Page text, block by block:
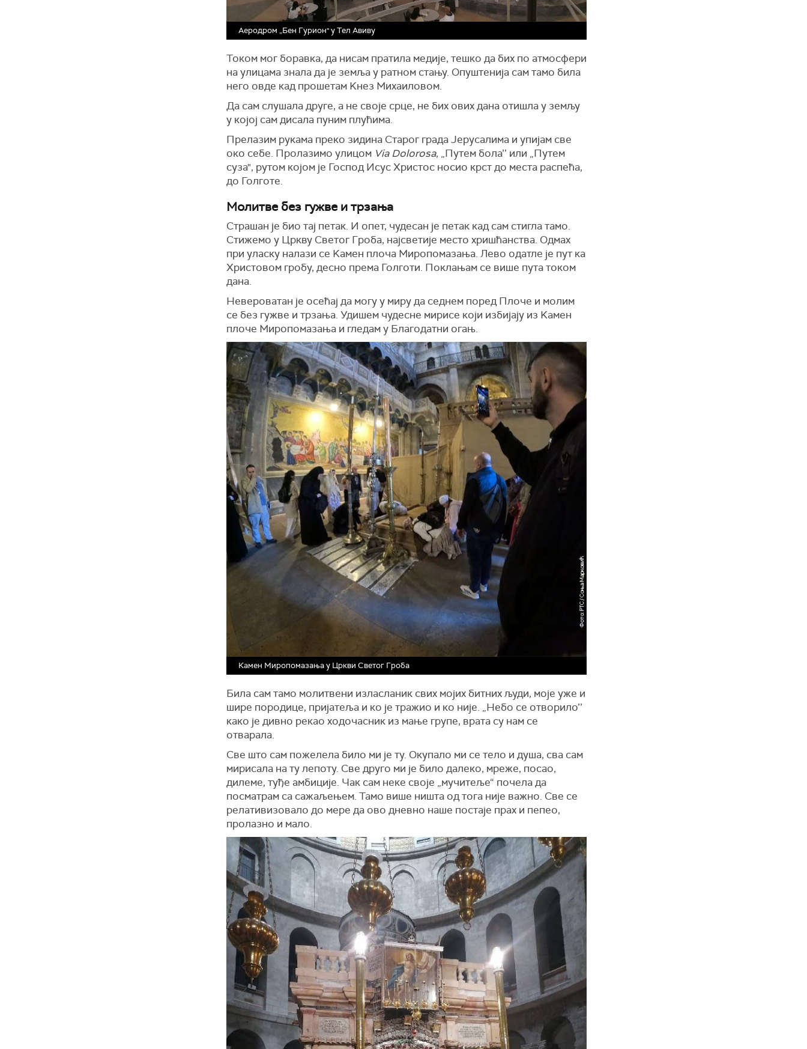
Аеродром „Бен Гурион" у Тел Авиву
Током мог боравка, да нисам пратила медије, тешко да бих по атмосфери
на улицама знала да је земља у ратном стању. Опуштенија сам тамо била
него овде кад прошетам Kнез Михаиловом.
Да сам слушала друге, а не своје срце, не бих ових дана отишла у земљу
у којој сам дисала пуним плућима.
Прелазим рукама преко зидина Старог града Јерусалима и упијам све
око себе. Пролазимо улицом Via Dolorosa, „Путем бола’’ или „Путем
суза", рутом којом је Господ Исус Христос носио крст до места распећа,
до Голготе.
Молитве без гужве и трзања
Страшан је био тај петак. И опет, чудесан је петак кад сам стигла тамо.
Стижемо у Цркву Светог Гроба, најсветије место хришћанства. Одмах
при уласку налази се Kамен плоча Миропомазања. Лево одатле је пут ка
Христовом гробу, десно према Голготи. Поклањам се више пута током
дана.
Невероватан је осећај да могу у миру да седнем поред Плоче и молим
се без гужве и трзања. Удишем чудесне мирисе који избијају из Kамен
плоче Миропомазања и гледам у Благодатни огањ.
Камен Миропомазања у Цркви Светог Гроба
Била сам тамо молитвени изласланик свих мојих битних људи, моје уже и
шире породице, пријатеља и ко је тражио и ко није. „Небо се отворило’’
како је дивно рекао ходочасник из мање групе, врата су нам се
отварала.
Све што сам пожелела било ми је ту. Окупало ми се тело и душа, сва сам
мирисала на ту лепоту. Све друго ми је било далеко, мреже, посао,
дилеме, туђе амбиције. Чак сам неке своје „мучитеље“ почела да
посматрам са сажаљењем. Тамо више ништа од тога није важно. Све се
релативизовало до мере да ово дневно наше постаје прах и пепео,
пролазно и мало.